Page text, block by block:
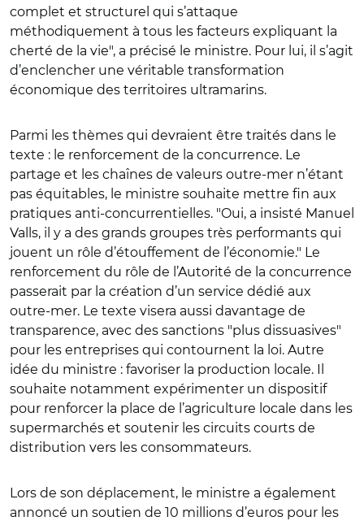
complet et structurel qui s’attaque
méthodiquement à tous les facteurs expliquant la
cherté de la vie", a précisé le ministre. Pour lui, il s’agit
d’enclencher une véritable transformation
économique des territoires ultramarins.
Parmi les thèmes qui devraient être traités dans le
texte : le renforcement de la concurrence. Le
partage et les chaînes de valeurs outre-mer n’étant
pas équitables, le ministre souhaite mettre fin aux
pratiques anti-concurrentielles. "Oui, a insisté Manuel
Valls, il y a des grands groupes très performants qui
jouent un rôle d’étouffement de l’économie." Le
renforcement du rôle de l’Autorité de la concurrence
passerait par la création d’un service dédié aux
outre-mer. Le texte visera aussi davantage de
transparence, avec des sanctions "plus dissuasives"
pour les entreprises qui contournent la loi. Autre
idée du ministre : favoriser la production locale. Il
souhaite notamment expérimenter un dispositif
pour renforcer la place de l’agriculture locale dans les
supermarchés et soutenir les circuits courts de
distribution vers les consommateurs.
Lors de son déplacement, le ministre a également
annoncé un soutien de 10 millions d’euros pour les